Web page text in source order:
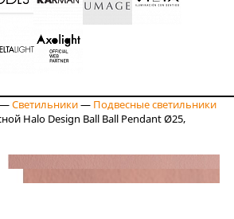
—Светильники— Подвесные светильники
Halo Design Ball Ball Pendant Ø25,